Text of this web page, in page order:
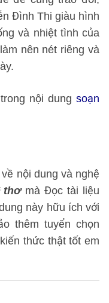
Đình Thi giàu hình
và nhiệt tình của
nên nét riêng và
nội dung soạn
nội dung và nghệ
thơmà Đọc tài liệu
này hữu ích với
thêm tuyển chọn
thức thật tốt em